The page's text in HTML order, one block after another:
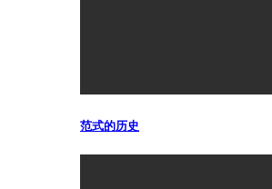
范式的历史